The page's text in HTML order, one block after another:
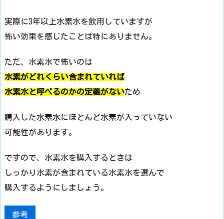
実際に3年以上水素水を飲用していますが
怖い効果を感じたことは特にありません。
ただ、水素水で怖いのは
水素がどれくらい含まれていれば
水素水と呼べるのかの定義がないため
購入した水素水にほとんど水素が入っていない
可能性があります。
ですので、水素水を購入するときは
しっかり水素が含まれている水素水を選んで
購入するようにしましょう。
参考